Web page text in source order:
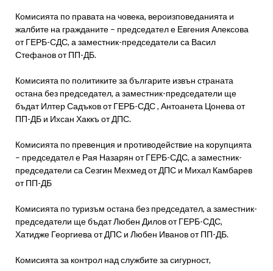
Комисията по правата на човека, вероизповеданията и
жалбите на гражданите – председател е Евгения Алексова
от ГЕРБ-СДС, а заместник-председатели са Васил
Стефанов от ПП-ДБ.
Комисията по политиките за българите извън страната
остана без председател, а заместник-председатели ще
бъдат Илтер Садъков от ГЕРБ-СДС , Антоанета Цонева от
ПП-ДБ и Ихсан Хаккъ от ДПС.
Комисията по превенция и противодействие на корупцията
– председател е Рая Назарян от ГЕРБ-СДС, а заместник-
председатели са Сезгин Мехмед от ДПС и Михал Камбарев
от ПП-ДБ
Комисията по туризъм остана без председател, а заместник-
председатели ще бъдат Любен Дилов от ГЕРБ-СДС,
Хатидже Георгиева от ДПС и Любен Иванов от ПП-ДБ.
Комисията за контрол над службите за сигурност,